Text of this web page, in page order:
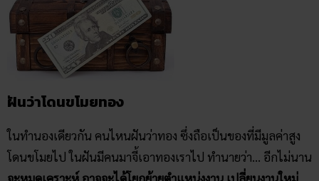
ฝันว่าโดนขโมยทอง
ในทำนองเดียวกัน คนไหนฝันว่าทอง ซึ่งถือเป็นของที่มีมูลค่าสูง
โดนขโมยไป ในฝันมีคนมาจี้เอาทองเราไป ทำนายว่า… อีกไม่นาน